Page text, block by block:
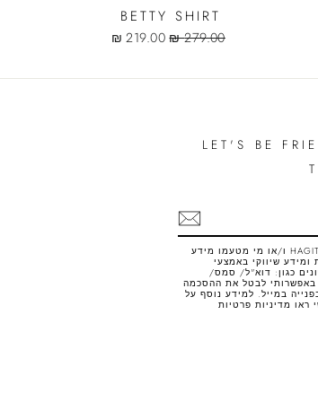
BETTY SHIRT
Regular
279.00 ₪
Sale
219.00 ₪
LET'S BE
אני רוצה לקבל מאתר HAGITASA ו/או מי מטעמו מידע
שיווקי באמצעי
כגון: דוא"ל/ סמס/
באפשרותי לבטל את ההסכמה
במייל. למידע נוסף על
ראו מדיניות פרטיות